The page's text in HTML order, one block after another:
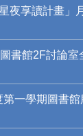
夜享讀計畫」
書館2F討論
第一學期圖書